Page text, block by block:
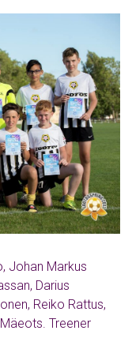
Johan Markus
Darius
Reiko Rattus,
Treener